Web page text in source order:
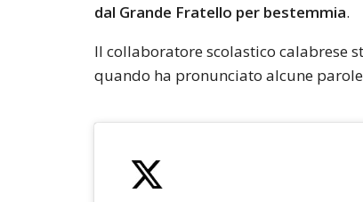
dal Grande Fratello per bestemmia.
Il collaboratore scolastico calabrese
quando ha pronunciato alcune